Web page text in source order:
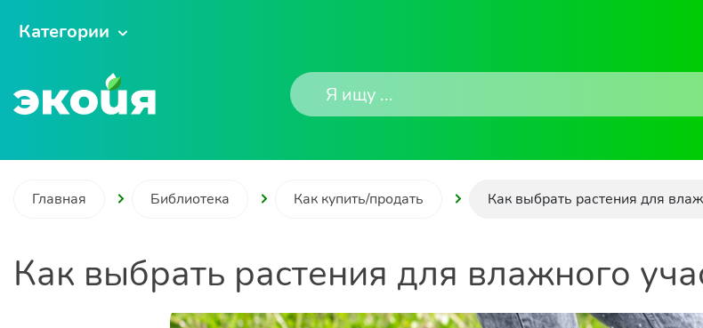
Категории
Главная Библиотека Как купить/продать Как выбрать растения для
Как выбрать растения для влажного